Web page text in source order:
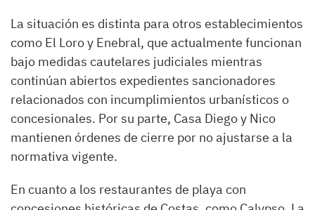
La situación es distinta para otros establecimientos
como El Loro y Enebral, que actualmente funcionan
bajo medidas cautelares judiciales mientras
continúan abiertos expedientes sancionadores
relacionados con incumplimientos urbanísticos o
concesionales. Por su parte, Casa Diego y Nico
mantienen órdenes de cierre por no ajustarse a la
normativa vigente.
En cuanto a los restaurantes de playa con